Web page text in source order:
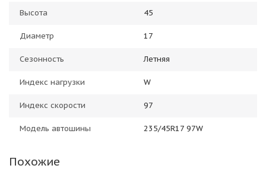
Высота 45
Диаметр 17
Сезонность Летняя
Индекс нагрузки W
Индекс скорости 97
Модель автошины 235/45R17 97W
Похожие